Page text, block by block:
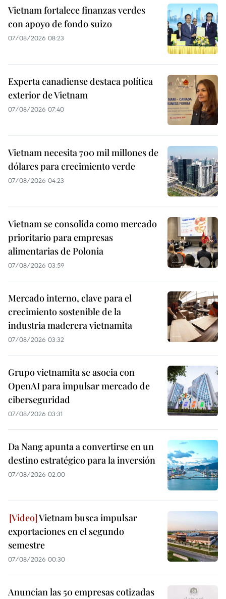
Vietnam fortalece finanzas verdes
con apoyo de fondo suizo
07/08/2026 08:23
Experta canadiense destaca política
exterior de Vietnam
07/08/2026 07:40
Vietnam necesita 700 mil millones de
dólares para crecimiento verde
07/08/2026 04:23
Vietnam se consolida como mercado
prioritario para empresas
alimentarias de Polonia
07/08/2026 03:59
Mercado interno, clave para el
crecimiento sostenible de la
industria maderera vietnamita
07/08/2026 03:32
Grupo vietnamita se asocia con
OpenAI para impulsar mercado de
ciberseguridad
07/08/2026 03:31
Da Nang apunta a convertirse en un
destino estratégico para la inversión
07/08/2026 02:00
Vietnam busca impulsar
exportaciones en el segundo
semestre
07/08/2026 00:30
Anuncian las 50 empresas cotizadas